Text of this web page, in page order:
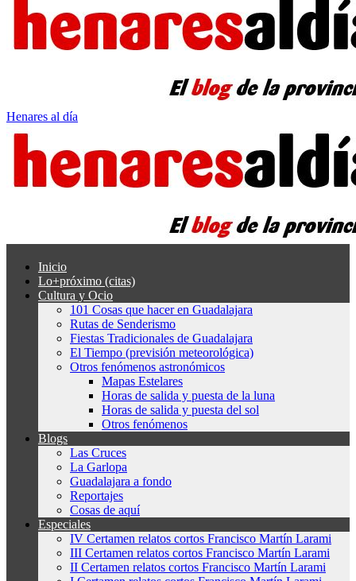
Henares al día
Inicio
Lo+próximo (citas)
Cultura y Ocio
101 Cosas que hacer en Guadalajara
Rutas de Senderismo
Fiestas Tradicionales de Guadalajara
El Tiempo (previsión meteorológica)
Otros fenómenos astronómicos
Mapas Estelares
Horas de salida y puesta de la luna
Horas de salida y puesta del sol
Otros fenómenos
Blogs
Las Cruces
La Garlopa
Guadalajara a fondo
Reportajes
Cosas de aquí
Especiales
IV Certamen relatos cortos Francisco Martín Larami
III Certamen relatos cortos Francisco Martín Larami
II Certamen relatos cortos Francisco Martín Larami